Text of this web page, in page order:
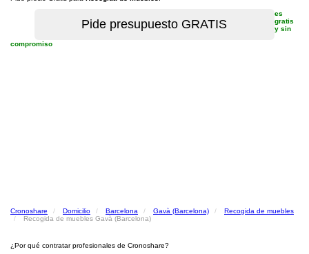
es
gratis
y sin
compromiso
Cronoshare Domicilio Barcelona Gavà (Barcelona)
Recogida de muebles
Recogida de muebles Gavà (Barcelona)
¿Por qué contratar profesionales de Cronoshare?